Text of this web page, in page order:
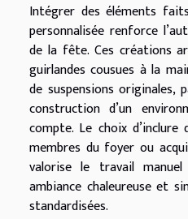
Intégrer des éléments
personnalisée renforce
de la fête. Ces créations
guirlandes cousues à la
de suspensions
construction d’un
compte. Le choix
membres du foyer ou
valorise le travail
ambiance chaleureuse et
standardisées.